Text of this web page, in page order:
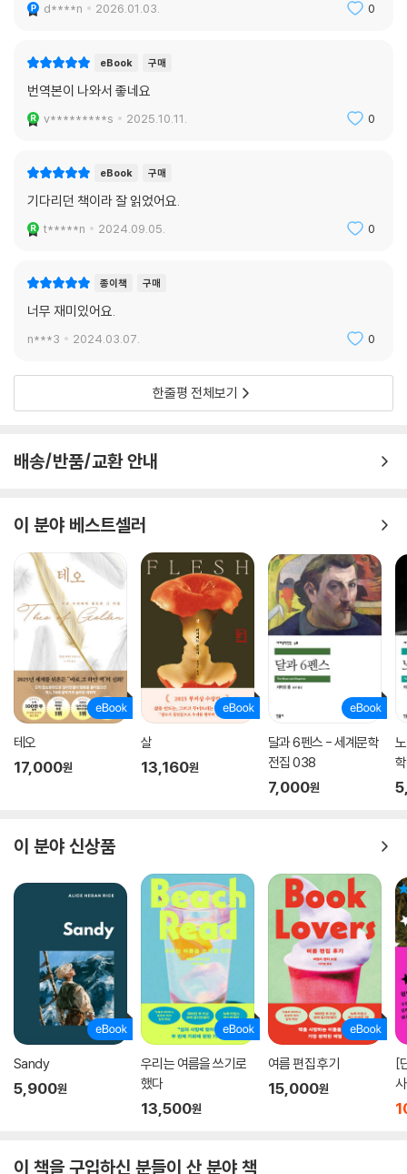
d****n 2026.01.03. 0
eBook 구매
번역본이 나와서 좋네요
v*********s 2025.10.11. 0
eBook 구매
기다리던 책이라 잘 읽었어요.
t*****n 2024.09.05. 0
종이책 구매
너무 재미있어요.
n***3 2024.03.07. 0
한줄평 전체보기
배송/반품/교환 안내
이 분야 베스트셀러
테오
17,000원
살
13,160원
달과 6펜스 - 세계문학
전집 038
7,000원
이 분야 신상품
Sandy
5,900원
우리는 여름을 쓰기로
했다
13,500원
여름 편집 후기
15,000원
[
이 책을 구입하신 분들이 산 분야 책